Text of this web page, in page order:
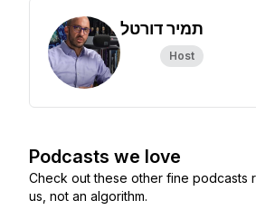
תמיר דורטל
Host
Podcasts we love
Check out these other fine podcasts
us, not an algorithm.